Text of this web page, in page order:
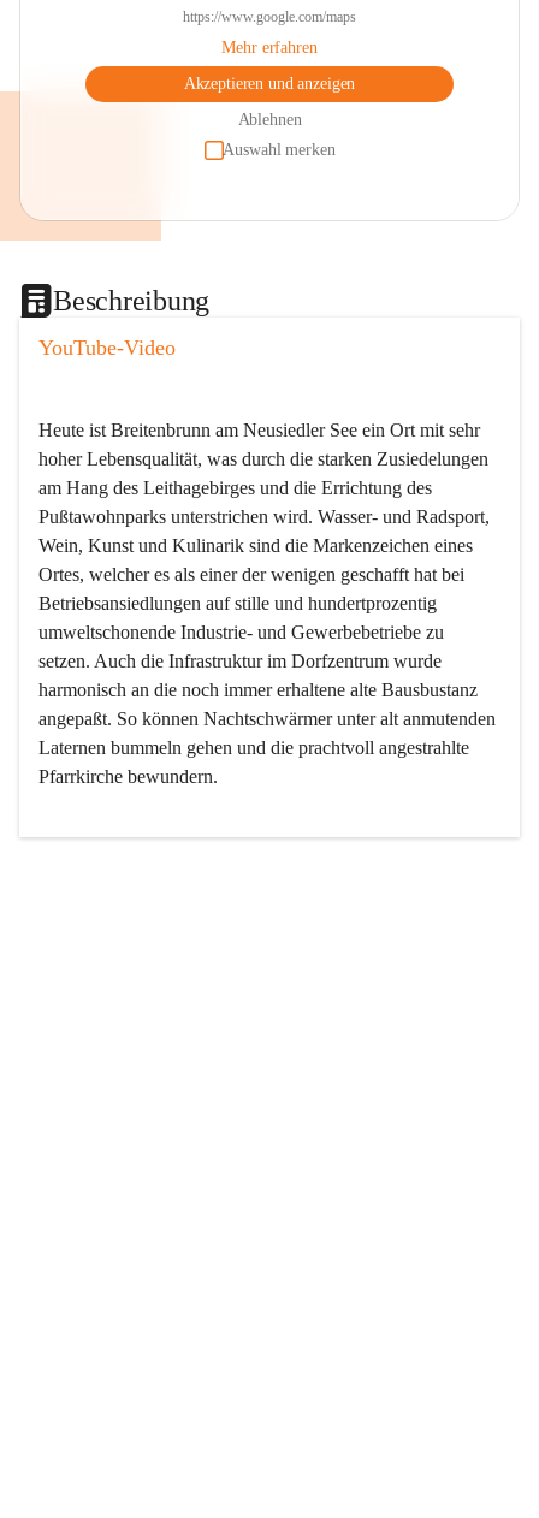
https://www.google.com/maps
Mehr erfahren
Akzeptieren und anzeigen
Ablehnen
Auswahl merken
Beschreibung
YouTube-Video
Heute ist Breitenbrunn am Neusiedler See ein Ort mit sehr
hoher Lebensqualität, was durch die starken Zusiedelungen
am Hang des Leithagebirges und die Errichtung des
Pußtawohnparks unterstrichen wird. Wasser- und Radsport,
Wein, Kunst und Kulinarik sind die Markenzeichen eines
Ortes, welcher es als einer der wenigen geschafft hat bei
Betriebsansiedlungen auf stille und hundertprozentig
umweltschonende Industrie- und Gewerbebetriebe zu
setzen. Auch die Infrastruktur im Dorfzentrum wurde
harmonisch an die noch immer erhaltene alte Bausbustanz
angepaßt. So können Nachtschwärmer unter alt anmutenden
Laternen bummeln gehen und die prachtvoll angestrahlte
Pfarrkirche bewundern.
Der Weinbau dominert heute nicht mehr, ist aber integrativer